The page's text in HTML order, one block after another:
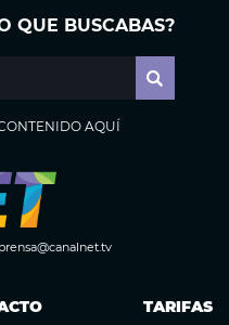
QUE BUSCABAS?
AQUÍ
prensa@canalnet.tv
TARIFAS